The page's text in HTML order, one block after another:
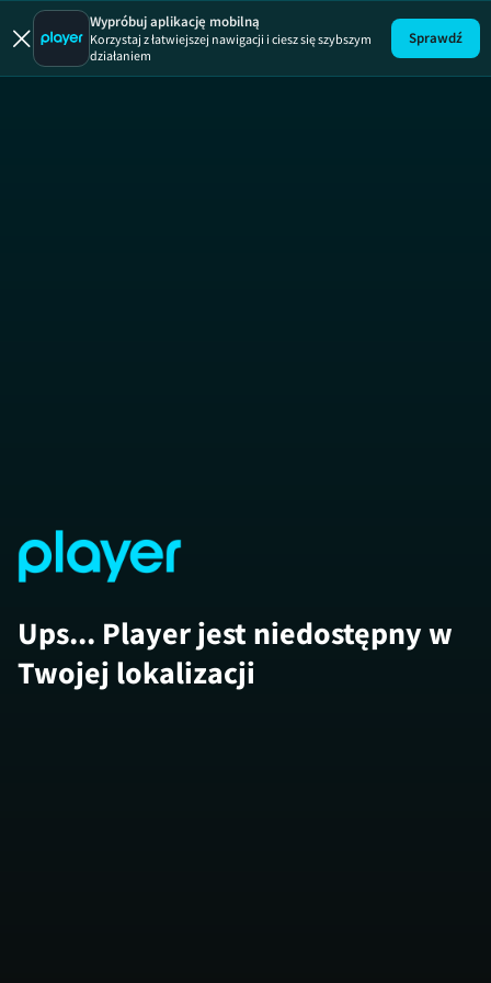
Mobilni
Wypróbuj aplikację mobilną
Korzystaj z łatwiejszej nawigacji i ciesz się szybszym
działaniem
Sprawdź
Ups... Player jest niedostępny w
Twojej lokalizacji